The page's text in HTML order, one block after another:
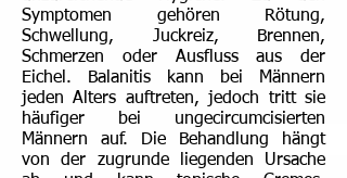
Symptomen gehören Rötung,
Schwellung, Juckreiz, Brennen,
Schmerzen oder Ausfluss aus der
Eichel. Balanitis kann bei Männern
jeden Alters auftreten, jedoch tritt sie
häufiger bei ungecircumcisierten
Männern auf. Die Behandlung hängt
von der zugrunde liegenden Ursache